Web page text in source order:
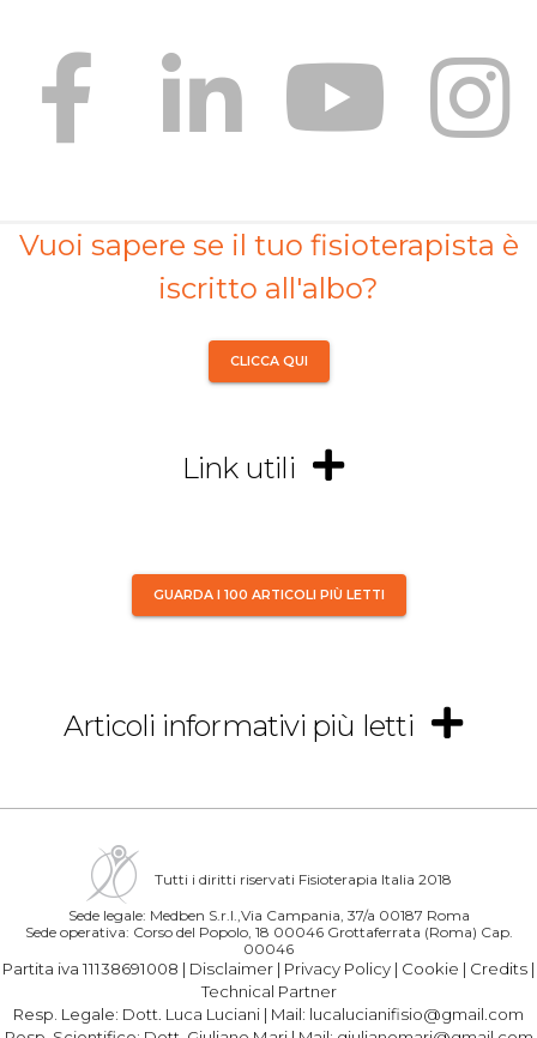
Vuoi sapere se il tuo fisioterapista è
iscritto all'albo?
CLICCA QUI
Link utili
GUARDA I 100 ARTICOLI PIÙ LETTI
Articoli informativi più letti
Tutti i diritti riservati Fisioterapia Italia 2018
Sede legale: Medben S.r.l.,Via Campania, 37/a 00187 Roma
Sede operativa: Corso del Popolo, 18 00046 Grottaferrata (Roma) Cap.
00046
Partita iva 11138691008 | Disclaimer | Privacy Policy | Cookie | Credits |
Technical Partner
Resp. Legale: Dott. Luca Luciani | Mail: lucalucianifisio@gmail.com